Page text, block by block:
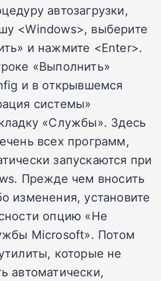
автозагрузки,
<Windows>, выберите
и нажмите <Enter>.
«Выполнить»
и в открывшемся
системы»
«Службы». Здесь
всех программ,
запускаются при
Прежде чем вносить
изменения, установите
опцию «Не
Microsoft». Потом
которые не
автоматически,